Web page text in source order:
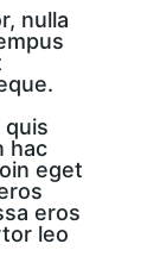
nulla
quis
hac
eget
eros
leo